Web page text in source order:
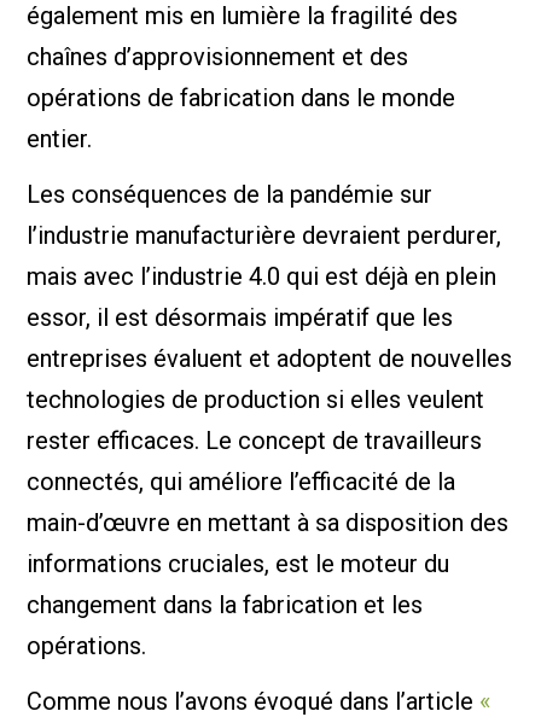
également mis en lumière la fragilité des
chaînes d’approvisionnement et des
opérations de fabrication dans le monde
entier.
Les conséquences de la pandémie sur
l’industrie manufacturière devraient perdurer,
mais avec l’industrie 4.0 qui est déjà en plein
essor, il est désormais impératif que les
entreprises évaluent et adoptent de nouvelles
technologies de production si elles veulent
rester efficaces. Le concept de travailleurs
connectés, qui améliore l’efficacité de la
main-d’œuvre en mettant à sa disposition des
informations cruciales, est le moteur du
changement dans la fabrication et les
opérations.
Comme nous l’avons évoqué dans l’article «